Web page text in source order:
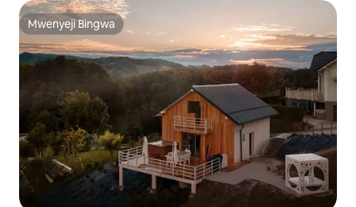
Mwenyeji Bingwa
Mwenyeji Bingwa